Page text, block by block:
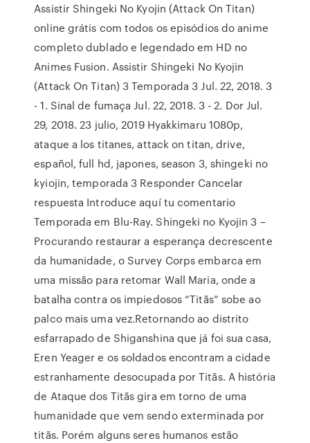
Assistir Shingeki No Kyojin (Attack On Titan)
online grátis com todos os episódios do anime
completo dublado e legendado em HD no
Animes Fusion. Assistir Shingeki No Kyojin
(Attack On Titan) 3 Temporada 3 Jul. 22, 2018. 3
- 1. Sinal de fumaça Jul. 22, 2018. 3 - 2. Dor Jul.
29, 2018. 23 julio, 2019 Hyakkimaru 1080p,
ataque a los titanes, attack on titan, drive,
español, full hd, japones, season 3, shingeki no
kyiojin, temporada 3 Responder Cancelar
respuesta Introduce aquí tu comentario
Temporada em Blu-Ray. Shingeki no Kyojin 3 –
Procurando restaurar a esperança decrescente
da humanidade, o Survey Corps embarca em
uma missão para retomar Wall Maria, onde a
batalha contra os impiedosos “Titãs” sobe ao
palco mais uma vez.Retornando ao distrito
esfarrapado de Shiganshina que já foi sua casa,
Eren Yeager e os soldados encontram a cidade
estranhamente desocupada por Titãs. A história
de Ataque dos Titãs gira em torno de uma
humanidade que vem sendo exterminada por
titãs. Porém alguns seres humanos estão